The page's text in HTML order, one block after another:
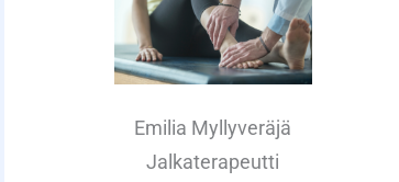
Emilia Myllyveräjä
Jalkaterapeutti